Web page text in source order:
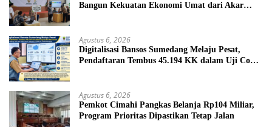
Bangun Kekuatan Ekonomi Umat dari Akar
Agustus 6, 2026
Digitalisasi Bansos Sumedang Melaju Pesat,
Pendaftaran Tembus 45.194 KK dalam Uji Coba
Agustus 6, 2026
Pemkot Cimahi Pangkas Belanja Rp104 Miliar,
Program Prioritas Dipastikan Tetap Jalan